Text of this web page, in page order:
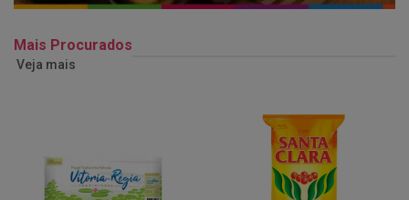
Mais Procurados
Veja mais